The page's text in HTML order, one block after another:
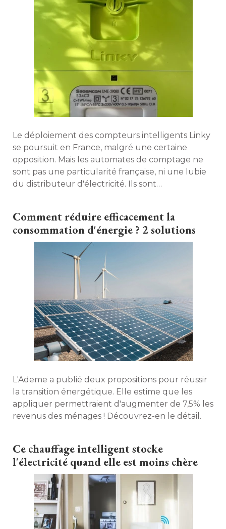
Le déploiement des compteurs intelligents Linky
se poursuit en France, malgré une certaine
opposition. Mais les automates de comptage ne
sont pas une particularité française, ni une lubie
du distributeur d'électricité. Ils sont
prochainement. Panorama.
Comment réduire efficacement la
consommation d'énergie ? 2 solutions
L'Ademe a publié deux propositions pour réussir
la transition énergétique. Elle estime que les
appliquer permettraient d'augmenter de 7,5% les
revenus des ménages ! Découvrez-en le détail.
Ce chauffage intelligent stocke
l'électricité quand elle est moins chère